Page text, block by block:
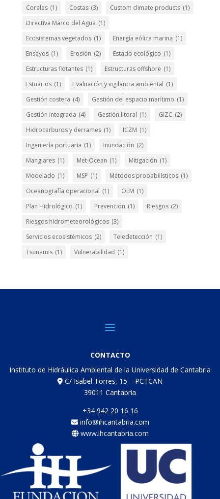
Corales (1) Costas (3) Custom climate products (1)
Directiva Marco del Agua (1)
Ecosistemas vegetados (1) Energía eólica marina (1)
Ensayos (1) Erosión (2) Estado ecológico (1)
Estructuras flotantes (1) Estructuras offshore (1)
Estuarios (1) Evaluación y vigilancia ambiental (1)
Gestión costera (4) Gestión del espacio marítimo (1)
Gestión integrada (4) Gestión litoral (1) GIZC (2)
Hidrocarburos y derrames (1) ICZM (1)
Ingeniería portuaria (1) Inundación (2)
Manglares (1) Met-Ocean (1) Mitigación (1)
Modelado (1) MSP (1) Métodos probabilísticos (1)
Oceanografía operacional (1) OEM (1)
Plan Hidrológico (1) Prevención (1) Riesgos (2)
Riesgos hidrometeorológicos (3)
Servicios ecosistémicos (2) Teledetección (1)
Tsunamis (1) Vulnerabilidad (1)
CONTACTO
Instituto de Hidráulica Ambiental de la Universidad de Cantabria
C/ Isabel Torres, 15 – PCTCAN
39011 Cantabria
+34 942 20 16 16
info@ihcantabria.com
www.ihcantabria.com